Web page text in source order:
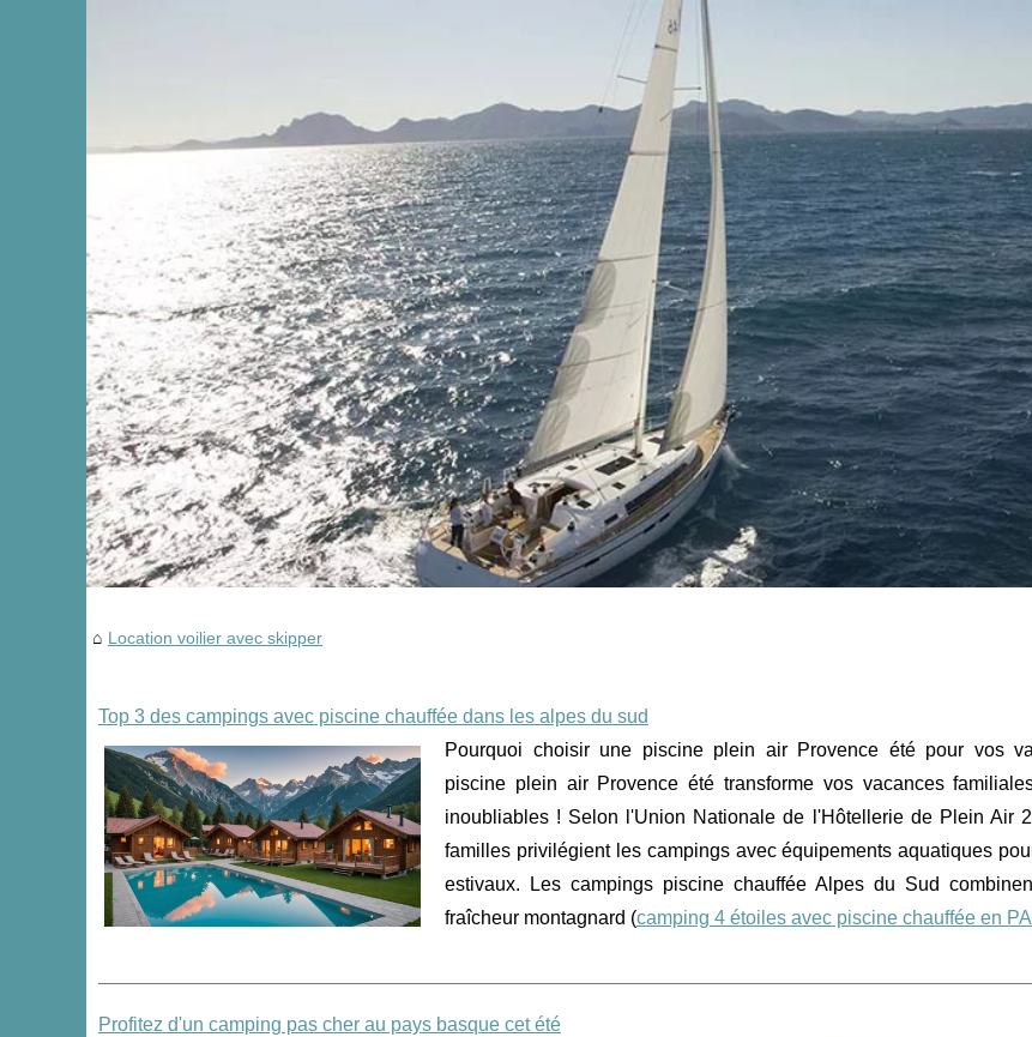
Location voilier avec skipper
Top 3 des campings avec piscine chauffée dans les alpes du sud
Pourquoi choisir une piscine plein air Provence été pour vos
piscine plein air Provence été transforme vos vacances
inoubliables ! Selon l'Union Nationale de l'Hôtellerie de Plein Air
familles privilégient les campings avec équipements aquatiques
estivaux. Les campings piscine chauffée Alpes du Sud
fraîcheur montagnard (camping 4 étoiles avec piscine chauffée en
Profitez d'un camping pas cher au pays basque cet été